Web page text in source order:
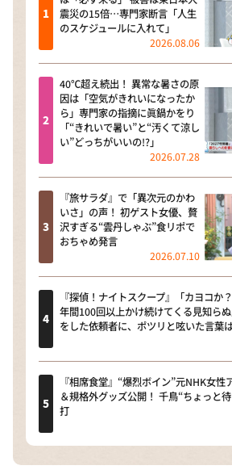
震災の15倍…専門家断言「人生
のスケジュールに入れて」
2026.08.06
40℃超え続出！ 異常な暑さの原
因は「空気がきれいになったか
ら」専門家の指摘に眞鍋かをり
「“きれいで暑い”と“汚くて涼し
い”どっちがいいの!?」
2026.07.28
『旅サラダ』で「異次元のかわ
いさ」の声！ 初ゲスト女優、贅
沢すぎる“雲丹しゃぶ”食リポで
おちゃめ発言
2026.07.10
『探偵！ナイトスクープ』「カヨコか
年間100回以上かけ続けてくる見知ら
をした依頼者に、ポツリと呟いた言葉
『相席食堂』“爆烈ボイン”元NHK女性
＆規格外グッズ公開！ 千鳥“ちょっと
打